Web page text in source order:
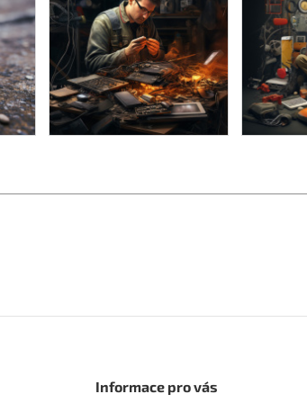
Informace pro vás